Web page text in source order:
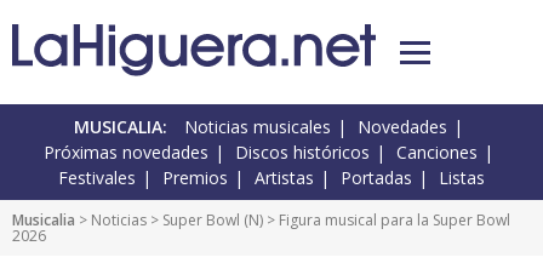
MUSICALIA: Noticias musicales
Novedades
Próximas novedades
Discos históricos
Canciones
Festivales
Premios Artistas Portadas Listas
Musicalia > Noticias > Super Bowl (N) > Figura musical para la Super Bowl
2026